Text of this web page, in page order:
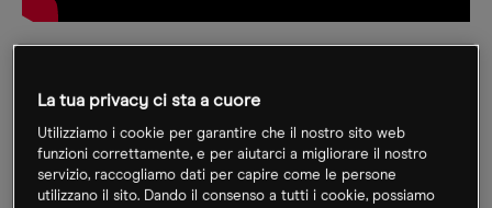
La tua privacy ci sta a cuore
Utilizziamo i cookie per garantire che il nostro sito web
funzioni correttamente, e per aiutarci a migliorare il nostro
servizio, raccogliamo dati per capire come le persone
utilizzano il sito. Dando il consenso a tutti i cookie, possiamo